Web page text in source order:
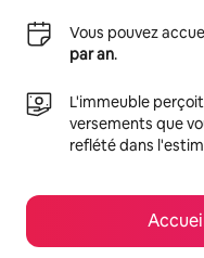
Vous pouvez
par an.
L'immeuble perçoit
versements que
reflété dans